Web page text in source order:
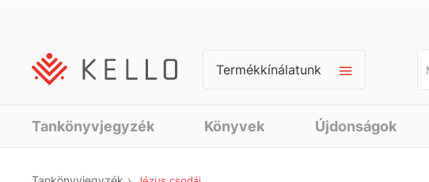
Termékkínálatunk
Tankönyvjegyzék Könyvek Újdonságok